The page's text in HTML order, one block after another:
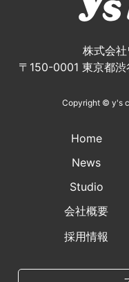
株式会
〒150-0001 東京都
Copyright © y's
Home
News
Studio
会社概要
採用情報